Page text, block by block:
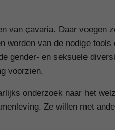
van çavaria. Daar voegen
worden van de nodige tools
gender- en seksuele
voorzien.
onderzoek naar het
Ze willen met